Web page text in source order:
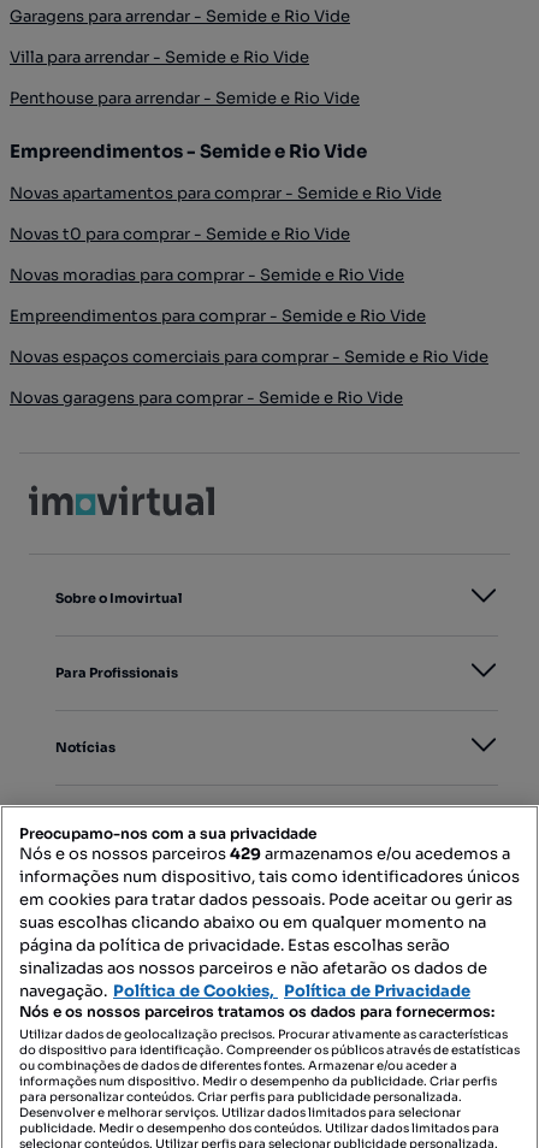
Garagens para arrendar - Semide e Rio Vide
Villa para arrendar - Semide e Rio Vide
Penthouse para arrendar - Semide e Rio Vide
Empreendimentos - Semide e Rio Vide
Novas apartamentos para comprar - Semide e Rio Vide
Novas t0 para comprar - Semide e Rio Vide
Novas moradias para comprar - Semide e Rio Vide
Empreendimentos para comprar - Semide e Rio Vide
Novas espaços comerciais para comprar - Semide e Rio Vide
Novas garagens para comprar - Semide e Rio Vide
Sobre o Imovirtual
Para Profissionais
Notícias
Mapa do Site
Contacte-nos
SIGA-NOS:
Preocupamo-nos com a sua privacidade
Nós e os nossos parceiros429armazenamos e/ou acedemos a
informações num dispositivo, tais como identificadores únicos
em cookies para tratar dados pessoais. Pode aceitar ou gerir as
suas escolhas clicando abaixo ou em qualquer momento na
página da política de privacidade. Estas escolhas serão
sinalizadas aos nossos parceiros e não afetarão os dados de
navegação. Política de Cookies, Política de Privacidade
Nós e os nossos parceiros tratamos os dados para fornecermos:
Utilizar dados de geolocalização precisos. Procurar ativamente as características
do dispositivo para identificação. Compreender os públicos através de estatísticas
ou combinações de dados de diferentes fontes. Armazenar e/ou aceder a
informações num dispositivo. Medir o desempenho da publicidade. Criar perfis
para personalizar conteúdos. Criar perfis para publicidade personalizada.
Desenvolver e melhorar serviços. Utilizar dados limitados para selecionar
publicidade. Medir o desempenho dos conteúdos. Utilizar dados limitados para
selecionar conteúdos. Utilizar perfis para selecionar publicidade personalizada.